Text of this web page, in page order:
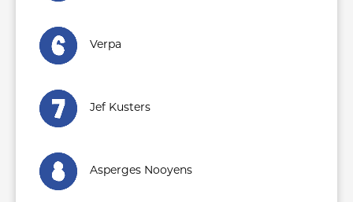
Verpa
Jef Kusters
Asperges Nooyens